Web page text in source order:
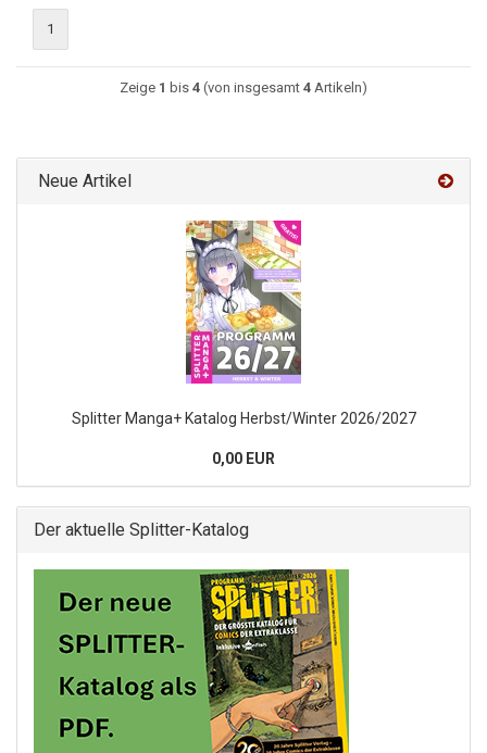
1
Zeige 1 bis 4 (von insgesamt 4 Artikeln)
Neue Artikel
Splitter Manga+ Katalog Herbst/Winter 2026/2027
0,00 EUR
Der aktuelle Splitter-Katalog